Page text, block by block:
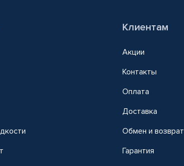
Клиентам
Акции
Контакты
Оплата
Доставка
Обмен и возврат
Гарантия